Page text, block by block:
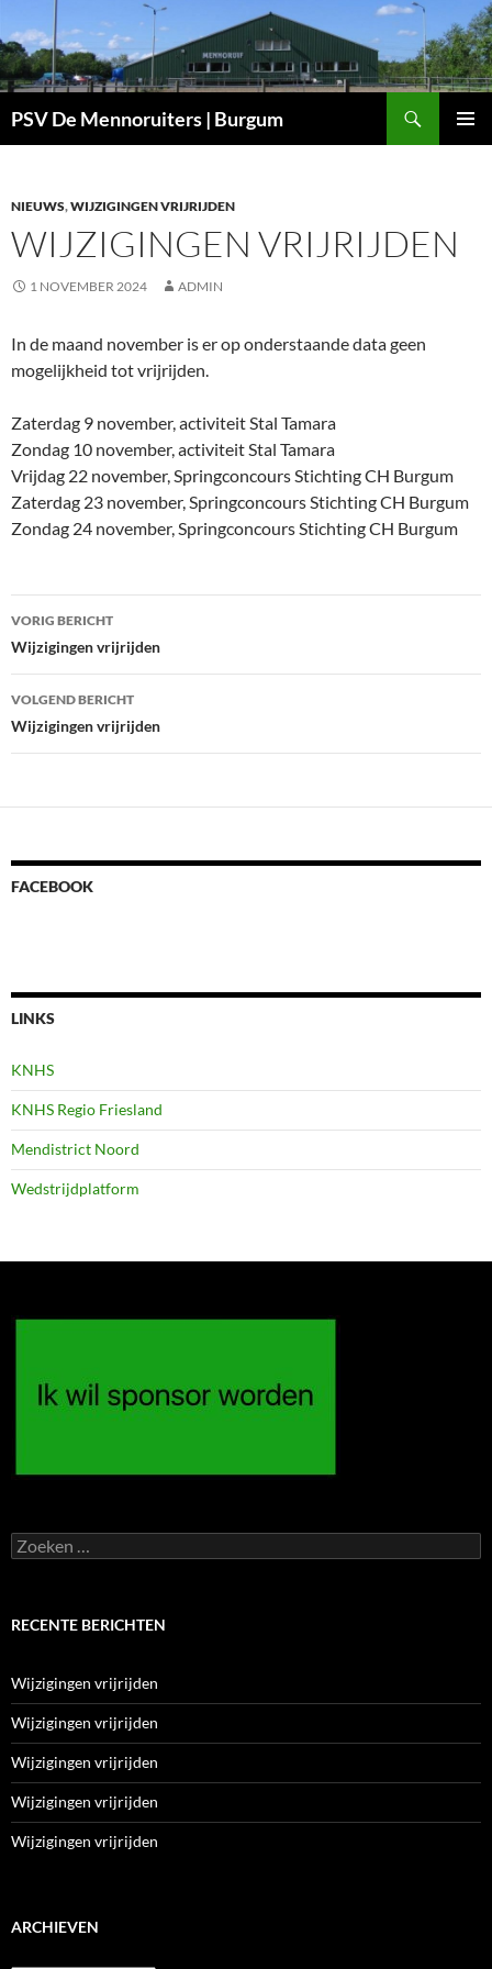
naar
de
inhoud
PSV De Mennoruiters | Burgum
NIEUWS,WIJZIGINGEN VRIJRIJDEN
WIJZIGINGEN VRIJRIJDEN
1 NOVEMBER 2024 ADMIN
In de maand november is er op onderstaande data geen
mogelijkheid tot vrijrijden.
Zaterdag 9 november, activiteit Stal Tamara
Zondag 10 november, activiteit Stal Tamara
Vrijdag 22 november, Springconcours Stichting CH Burgum
Zaterdag 23 november, Springconcours Stichting CH Burgum
Zondag 24 november, Springconcours Stichting CH Burgum
Bericht
navigatie
VORIG BERICHT
Wijzigingen vrijrijden
VOLGEND BERICHT
Wijzigingen vrijrijden
FACEBOOK
LINKS
KNHS
KNHS Regio Friesland
Mendistrict Noord
Wedstrijdplatform
Zoeken
naar:
RECENTE BERICHTEN
Wijzigingen vrijrijden
Wijzigingen vrijrijden
Wijzigingen vrijrijden
Wijzigingen vrijrijden
Wijzigingen vrijrijden
ARCHIEVEN